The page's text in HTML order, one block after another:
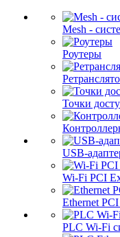
Mesh -
Роутеры
Точки
USB-
Wi-Fi PCI
Ethernet
PLC Wi-Fi